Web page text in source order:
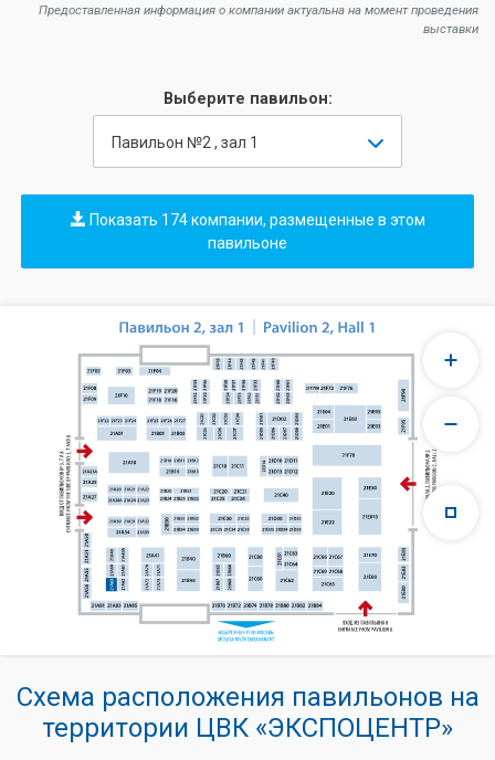
Предоставленная информация о компании актуальна на момент проведения
выставки
Выберите павильон:
Павильон №2 , зал 1
Показать 174 компании, размещенные в этом
павильоне
Схема расположения павильонов на
территории ЦВК «ЭКСПОЦЕНТР»